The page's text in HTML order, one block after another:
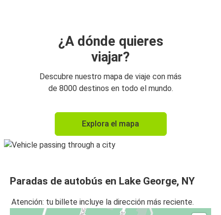
¿A dónde quieres
viajar?
Descubre nuestro mapa de viaje con más
de 8000 destinos en todo el mundo.
Explora el mapa
Paradas de autobús en Lake George, NY
Atención: tu billete incluye la dirección más reciente.